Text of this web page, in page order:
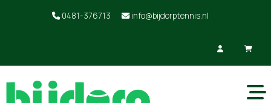
0481-376713 info@bijdorptennis.nl